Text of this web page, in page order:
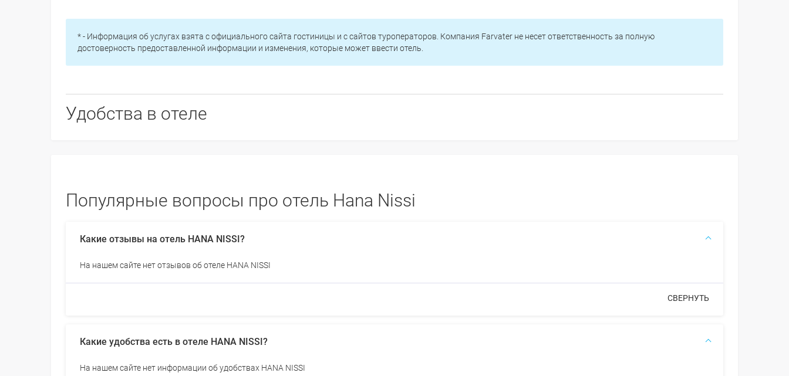
* - Информация об услугах взята с официального сайта гостиницы и с сайтов туроператоров. Компания Farvater не несет ответственность за полную
достоверность предоставленной информации и изменения, которые может ввести отель.
Удобства в отеле
Популярные вопросы про отель Hana Nissi
Какие отзывы на отель HANA NISSI?
На нашем сайте нет отзывов об отеле HANA NISSI
СВЕРНУТЬ
Какие удобства есть в отеле HANA NISSI?
На нашем сайте нет информации об удобствах HANA NISSI